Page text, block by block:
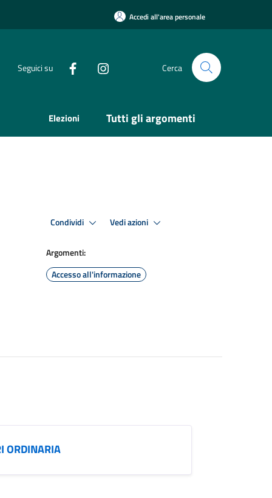
Accedi all'area personale
Seguici su Cerca
Elezioni Tutti gli argomenti
Condividi Vedi azioni
Argomenti:
Accesso all'informazione
ORDINARIA